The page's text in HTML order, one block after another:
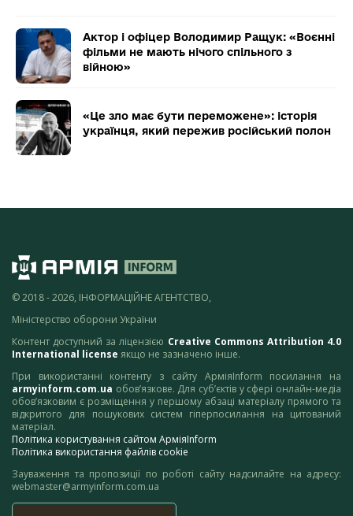
Актор і офіцер Володимир Ращук: «Воєнні
фільми не мають нічого спільного з
війною»
«Це зло має бути переможене»: історія
українця, який пережив російський полон
© 2018 - 2026, ІНФОРМАЦІЙНЕ АГЕНТСТВО,
Міністерство оборони України
Контент доступний за ліцензією Creative Commons Attribution 4.0
International license якщо не зазначено інше.
При використанні контенту з сайту АрміяInform посилання на
armyinform.com.ua обов’язкове. Для суб’єктів у сфері онлайн-медіа
обов’язковим є розміщення у першому абзаці матеріалу прямого та
відкритого для пошукових систем гіперпосилання на цитований
матеріал.
Політика користування сайтом АрміяInform
Політика використання файлів cookie
Зауваження та пропозиції по роботі сайту надсилайте на адресу:
webmaster@armyinform.com.ua